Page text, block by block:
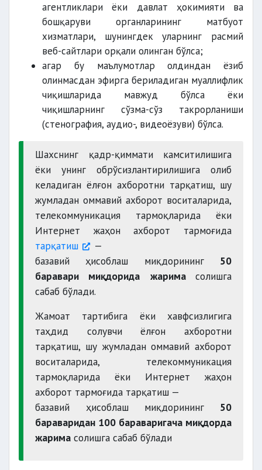
агентликлари ёки давлат ҳокимияти ва
бошқаруви органларининг матбуот
хизматлари, шунингдек уларнинг расмий
веб-сайтлари орқали олинган бўлса;
агар бу маълумотлар олдиндан ёзиб
олинмасдан эфирга бериладиган муаллифлик
чиқишларида мавжуд бўлса ёки
чиқишларнинг сўзма-сўз такрорланиши
(стенография, аудио-, видеоёзуви) бўлса.
Шахснинг қадр-қиммати камситилишига
ёки унинг обрўсизлантирилишига олиб
келадиган ёлғон ахборотни тарқатиш, шу
жумладан оммавий ахборот воситаларида,
телекоммуникация тармоқларида ёки
Интернет жаҳон ахборот тармоғида
тарқатиш
—
базавий ҳисоблаш миқдорининг 50
баравари миқдорида
жаримасолишга
сабаб бўлади.
Жамоат тартибига ёки хавфсизлигига
таҳдид солувчи ёлғон ахборотни
тарқатиш, шу жумладан оммавий ахборот
воситаларида, телекоммуникация
тармоқларида ёки Интернет жаҳон
ахборот тармоғида тарқатиш —
базавий ҳисоблаш миқдорининг 50
бараваридан 100 бараваригача миқдорда
жарима солишга сабаб бўлади